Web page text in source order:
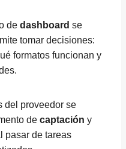
de dashboard se
tomar decisiones:
formatos funcionan y
del proveedor se
de captación y
pasar de tareas